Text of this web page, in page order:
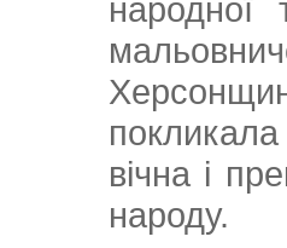
народної
вічна і
народу.